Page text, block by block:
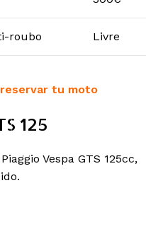
roubo Livre
reservar tu moto
125
Vespa GTS 125cc,